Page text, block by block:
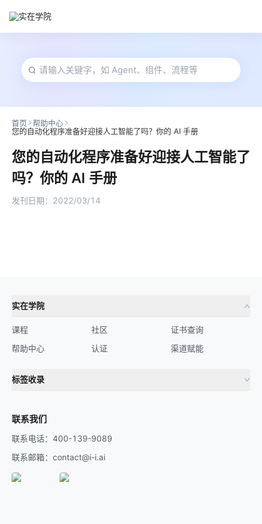
首页
帮助中心
您的自动化程序准备好迎接人工智能了吗？你的 AI 手册
您的自动化程序准备好迎接人工智能了
吗？你的 AI 手册
发刊日期： 2022/03/14
实在学院
课程
帮助中心
社区
认证
证书查询
渠道赋能
标签收录
联系我们
联系电话：400-139-9089
联系邮箱：contact@i-i.ai